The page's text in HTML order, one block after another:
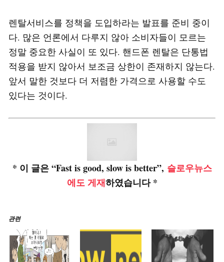
렌탈서비스를 정책을 도입하라는 발표를 준비 중이
다. 많은 언론에서 다루지 않아 소비자들이 모르는
정말 중요한 사실이 또 있다. 핸드폰 렌탈은 단통법
적용을 받지 않아서 보조금 상한이 존재하지 않는다.
앞서 말한 것보다 더 저렴한 가격으로 사용할 수도
있다는 것이다.
* 이 글은 “Fast is good, slow is better”, 슬로우뉴스
에도 게재하였습니다 *
관련